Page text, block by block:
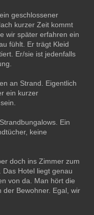
geschlossener
kurzer Zeit kommt
wir später erfahren ein
fühlt. Er trägt Kleid
Er/sie ist jedenfalls
an Strand. Eigentlich
ein kurzer
Ein
keine
doch ins Zimmer zum
Hotel liegt genau
von da. Man hört die
der Bewohner. Egal, wir